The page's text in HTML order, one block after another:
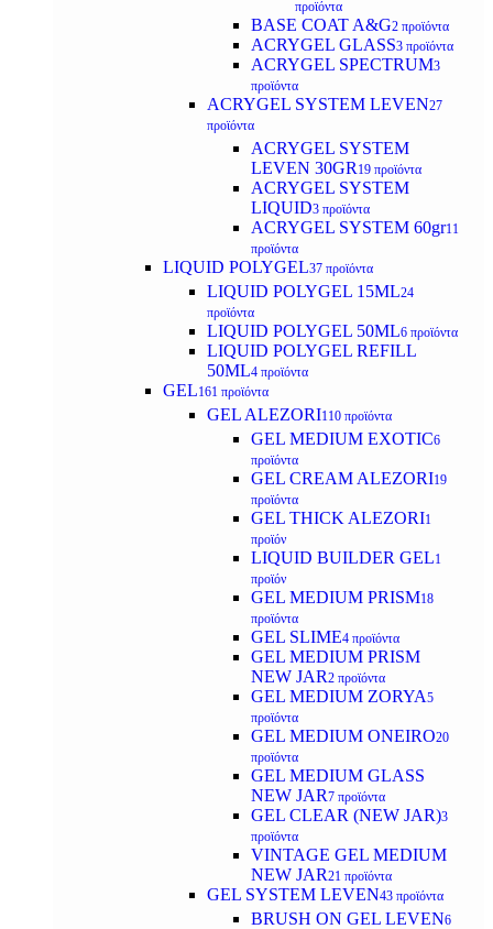
προϊόντα
BASE COAT A&G2 προϊόντα
ACRYGEL GLASS3 προϊόντα
ACRYGEL SPECTRUM3
προϊόντα
ACRYGEL SYSTEM LEVEN27
προϊόντα
ACRYGEL SYSTEM
LEVEN 30GR 19 προϊόντα
ACRYGEL SYSTEM
LIQUID3 προϊόντα
ACRYGEL SYSTEM 60gr11
προϊόντα
LIQUID POLYGEL37 προϊόντα
LIQUID POLYGEL 15ML24
προϊόντα
LIQUID POLYGEL 50ML6 προϊόντα
LIQUID POLYGEL REFILL
50ML4 προϊόντα
GEL161 προϊόντα
GEL ALEZORI110 προϊόντα
GEL MEDIUM EXOTIC6
προϊόντα
GEL CREAM ALEZORI19
προϊόντα
GEL THICK ALEZORI1
προϊόν
LIQUID BUILDER GEL1
προϊόν
GEL MEDIUM PRISM18
προϊόντα
GEL SLIME4 προϊόντα
GEL MEDIUM PRISM
NEW JAR2 προϊόντα
GEL MEDIUM ZORYA5
προϊόντα
GEL MEDIUM ONEIRO20
προϊόντα
GEL MEDIUM GLASS
NEW JAR7 προϊόντα
GEL CLEAR (NEW JAR)3
προϊόντα
VINTAGE GEL MEDIUM
NEW JAR21 προϊόντα
GEL SYSTEM LEVEN43 προϊόντα
BRUSH ON GEL LEVEN6